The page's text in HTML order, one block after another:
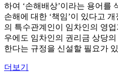
하여 ‘손해배상’이라는 용어를
손해에 대한 ‘책임’이 있다고
의 특수관계인이 임차인의 영
우에도 임차인의 권리금 상당의
한다는 규정을 신설할 필요가
더보기